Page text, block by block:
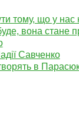
тому, що у нас
вона стане
Савченко
в